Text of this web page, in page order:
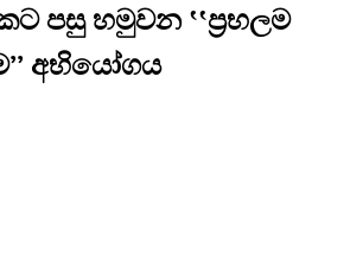
පසු හමුවන ‛‛ප්‍රභලම
අභියෝගය